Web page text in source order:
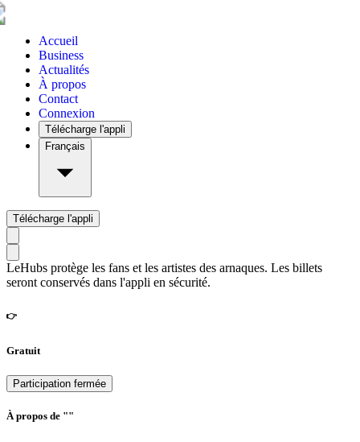
Accueil
Business
Actualités
À propos
Contact
Connexion
Télécharge l'appli
Français
Télécharge l'appli
LeHubs protège les fans et les artistes des arnaques. Les billets
seront conservés dans l'appli en sécurité.
👉
Gratuit
Participation fermée
À propos de ""